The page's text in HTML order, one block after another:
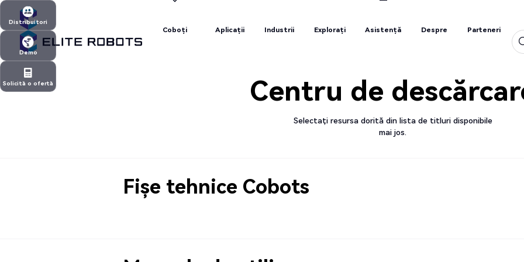
Distribuitori
Distribuitori
Demo
Demo
Solicită o ofertă
Coboți
Aplicații
Industrii
Explorați
Asistență
Despre
Parteneri
Centru de
Selectați resursa dorită din lista de titluri disponibile
mai jos.
Fișe tehnice Cobots